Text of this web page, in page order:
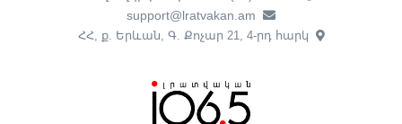
support@lratvakan.am
ՀՀ, ք. Երևան, Գ. Քոչար 21, 4-րդ հարկ